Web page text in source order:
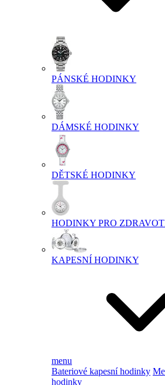
PÁNSKÉ HODINKY
DÁMSKÉ HODINKY
DĚTSKÉ HODINKY
HODINKY PRO
KAPESNÍ HODINKY
menu
Bateriové kapesní hodinky
hodinky